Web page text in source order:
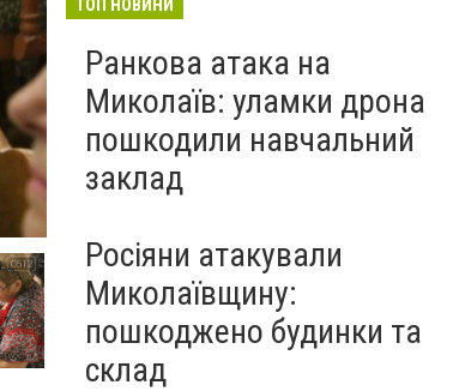
ТОП НОВИНИ
Ранкова атака на
Миколаїв: уламки дрона
пошкодили навчальний
заклад
Росіяни атакували
Миколаївщину:
пошкоджено будинки та
склад